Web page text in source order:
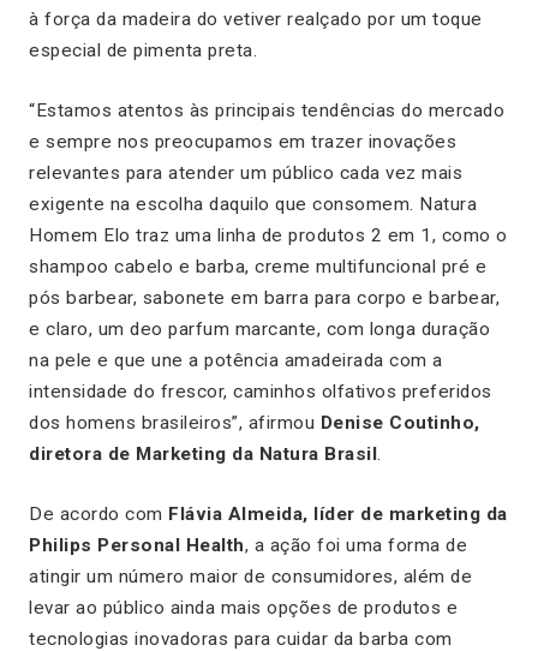
à força da madeira do vetiver realçado por um toque
especial de pimenta preta.
“Estamos atentos às principais tendências do mercado
e sempre nos preocupamos em trazer inovações
relevantes para atender um público cada vez mais
exigente na escolha daquilo que consomem. Natura
Homem Elo traz uma linha de produtos 2 em 1, como o
shampoo cabelo e barba, creme multifuncional pré e
pós barbear, sabonete em barra para corpo e barbear,
e claro, um deo parfum marcante, com longa duração
na pele e que une a potência amadeirada com a
intensidade do frescor, caminhos olfativos preferidos
dos homens brasileiros”, afirmou Denise Coutinho,
diretora de Marketing da Natura Brasil.
De acordo com Flávia Almeida, líder de marketing da
Philips Personal Health, a ação foi uma forma de
atingir um número maior de consumidores, além de
levar ao público ainda mais opções de produtos e
tecnologias inovadoras para cuidar da barba com